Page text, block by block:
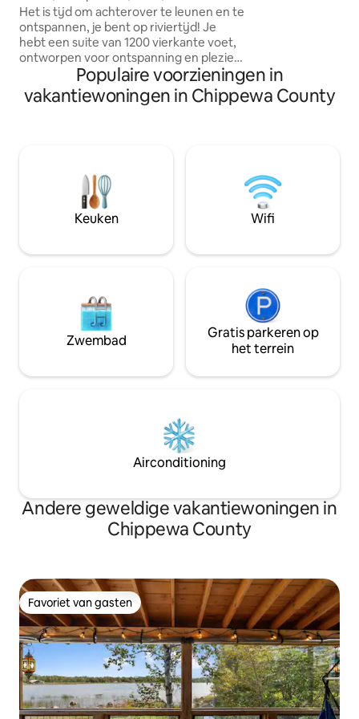
bad/slaapplaatsen 6/1200 m²
Het is tijd om achterover te leunen en te
ontspannen, je bent op riviertijd! Je
hebt een suite van 1200 vierkante voet,
ontworpen voor ontspanning en plezier.
Gunstig gelegen in de buurt van winkels,
restaurants en buitenactiviteiten,
hoewel je misschien nooit meer de rust
terwijl je de enorme en majestueuze
schepen voorbij ziet varen.
Adembenemend uitzicht in een prachtig
appartement maakt dit een
rivier.
wandelen, jagen,
sneeuwscooter,
het nachtleven,
Populaire voorzieningen in
vakantiewoningen in Chippewa County
Keuken Wifi
Zwembad
Gratis parkeren op
het terrein
Airconditioning
Andere geweldige vakantiewoningen in
Chippewa County
Favoriet van gasten
Favoriet van gasten